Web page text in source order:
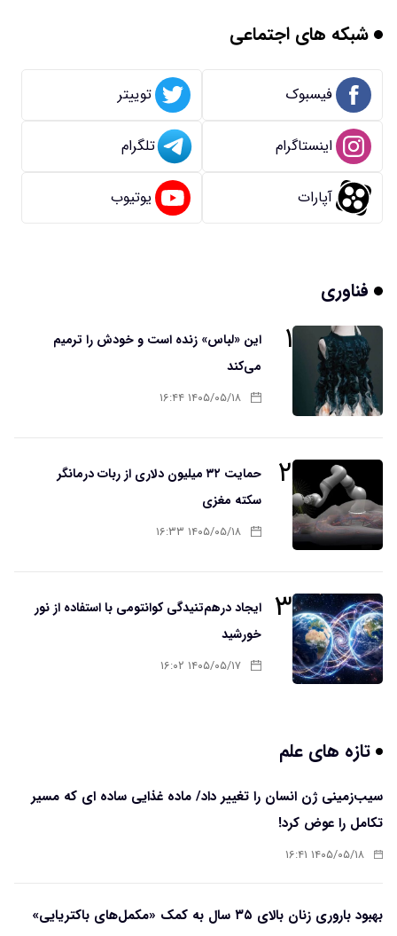
شبکه های اجتماعی
فیسبوک توییتر
اینستاگرام تلگرام
آپارات یوتیوب
فناوری
۱
این «لباس» زنده است و خودش را ترمیم
می‌کند
۱۴۰۵/۰۵/۱۸ ۱۶:۴۴
۲
حمایت ۳۲ میلیون دلاری از ربات درمانگر
سکته مغزی
۱۴۰۵/۰۵/۱۸ ۱۶:۳۳
۳
ایجاد درهم‌تنیدگی کوانتومی با استفاده از نور
خورشید
۱۴۰۵/۰۵/۱۷ ۱۶:۰۲
تازه های علم
سیب‌زمینی ژن انسان را تغییر داد/ ماده غذایی ساده ای که مسیر
تکامل را عوض کرد!
۱۴۰۵/۰۵/۱۸ ۱۶:۴۱
بهبود باروری زنان بالای ۳۵ سال به کمک «مکمل‌های باکتریایی»